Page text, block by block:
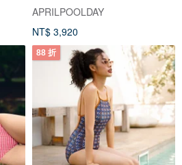
APRILPOOLDAY
NT$ 3,920
88 折